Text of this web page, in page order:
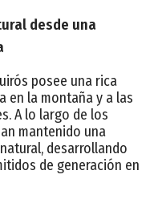
desde una
posee una rica
en la montaña y a las
A lo largo de los
mantenido una
desarrollando
de generación en